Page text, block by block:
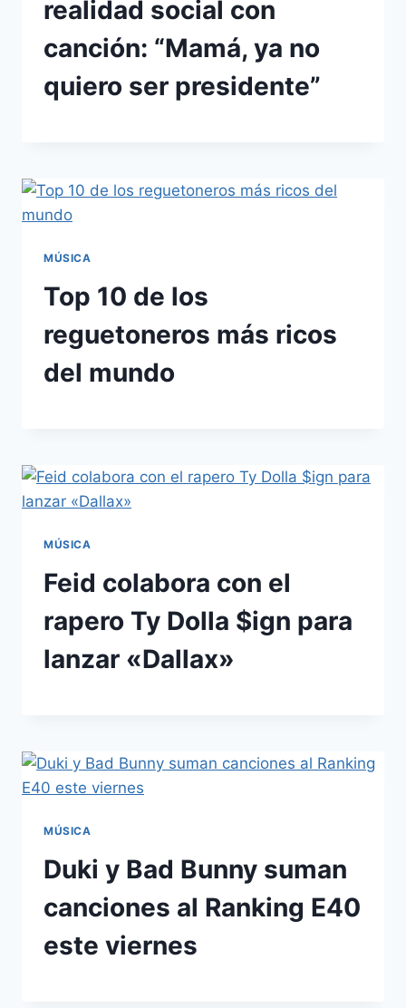
realidad social con
canción: “Mamá, ya no
quiero ser presidente”
MÚSICA
Top 10 de los
reguetoneros más ricos
del mundo
MÚSICA
Feid colabora con el
rapero Ty Dolla $ign para
lanzar «Dallax»
MÚSICA
Duki y Bad Bunny suman
canciones al Ranking E40
este viernes